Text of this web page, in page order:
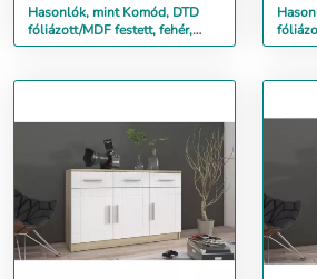
Hasonlók, mint Komód, DTD
fóliázott/MDF festett, fehér,
PARIS